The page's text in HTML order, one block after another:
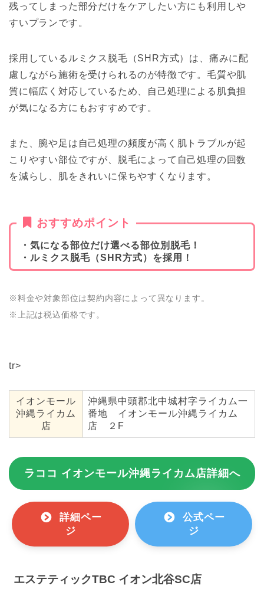
残ってしまった部分だけをケアしたい方にも利用しや
すいプランです。
採用しているルミクス脱毛（SHR方式）は、痛みに配
慮しながら施術を受けられるのが特徴です。毛質や肌
質に幅広く対応しているため、自己処理による肌負担
が気になる方にもおすすめです。
また、腕や足は自己処理の頻度が高く肌トラブルが起
こりやすい部位ですが、脱毛によって自己処理の回数
を減らし、肌をきれいに保ちやすくなります。
おすすめポイント
・気になる部位だけ選べる部位別脱毛！
・ルミクス脱毛（SHR方式）を採用！
※料金や対象部位は契約内容によって異なります。
※上記は税込価格です。
tr>
イオンモール
沖縄ライカム
店
沖縄県中頭郡北中城村字ライカム一
番地 イオンモール沖縄ライカム
店 ２F
ラココ イオンモール沖縄ライカム店詳細へ
詳細ペー
ジ
公式ペー
ジ
エステティックTBC イオン北谷SC店